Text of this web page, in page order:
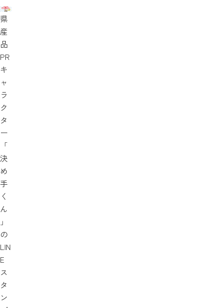
県
産
品
PR
キ
ャ
ラ
ク
タ
ー
「
決
め
手
く
ん
」
の
LIN
E
ス
タ
ン